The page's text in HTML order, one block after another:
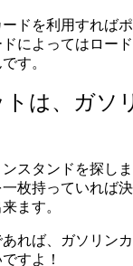
ドを利用すれば
によってはロー
す。
は、ガソ
スタンドを探し
枚持っていれば
ます。
れば、ガソリン
すよ！